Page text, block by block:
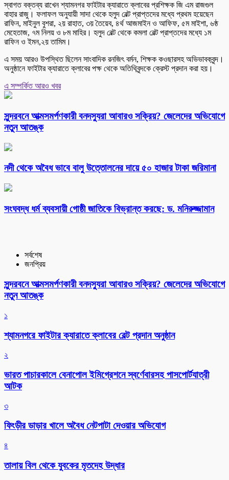
স্বাগত বক্তব্য রাখেন শ্যামনগর ফাইটার ক্যারাতে ক্লাবের প্রশিক্ষক জি এম রাজগুল
বাহার রাজু। ফলাফল অনুযায়ী সাদা থেকে হলুদ বেল্ট প্রাপ্তদের মধ্যে প্রথম হয়েছেন
রাফিন, মাইনুল বুশরা, ২য় রাহাত, ৩য় তৈয়েব, ৪র্থ আজমাইন ও আফিফ, ৫ম মাইশা, ৬ষ্ঠ
মেহেতাজ, ৭ম নিলয় ও ৮ম মাহির। হলুদ বেল্ট থেকে কমলা বেল্ট প্রাপ্তদের মধ্যে ১ম
রাফিন ও ইমন,২য় তামিম।
এ সময় আরও উপস্থিত ছিলেন সাংবাদিক রনজিৎ বর্মন, শিক্ষক কওছারসহ অভিভাবকবৃন্দ।
অনুষ্ঠানে ফাইটার ক্যারাতে ক্লাবের পক্ষ থেকে অতিথিবৃন্দকে ক্রেস্ট প্রদান করা হয়।
এ সম্পর্কিত আরও খবর
সুন্দরবনে আত্মসমর্পণকারী বনদস্যুরা আবারও সক্রিয়? জেলেদের অভিযোগে
নতুন আতঙ্ক
নদী থেকে অবৈধ ভাবে বালু উত্তোলনের দায়ে ৫০ হাজার টাকা জরিমানা
সংঘবদ্ধ ধর্ম ব্যবসায়ী গোষ্ঠী জাতিকে বিভ্রান্ত করছে: ড. মনিরুজ্জামান
সর্বশেষ
জনপ্রিয়
সুন্দরবনে আত্মসমর্পণকারী বনদস্যুরা আবারও সক্রিয়? জেলেদের অভিযোগে
নতুন আতঙ্ক
১
শ্যামনগরে ফাইটার ক্যারাতে ক্লাবের বেল্ট প্রদান অনুষ্ঠান
২
ভারত পাচারকালে বেনাপোল ইমিগ্রেশনে স্বর্ণেবারসহ পাসপোর্টযাত্রী
আটক
৩
ফিংড়ীর ডাড়ার খালে অবৈধ নেটপাটা দেওয়ার অভিযোগ
৪
তালায় বিল থেকে যুবকের মৃতদেহ উদ্ধার